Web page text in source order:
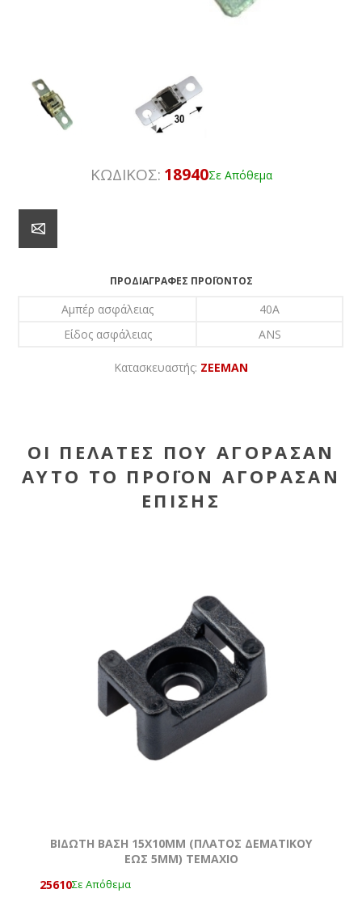
ΚΩΔΙΚΟΣ: 18940Σε Απόθεμα
ΠΡΟΔΙΑΓΡΑΦΈΣ ΠΡΟΪΌΝΤΟΣ
Αμπέρ ασφάλειας
40A
Είδος ασφάλειας
ANS
Κατασκευαστής: ZEEMAN
ΟΙ ΠΕΛΆΤΕΣ ΠΟΥ ΑΓΌΡΑΣΑΝ
ΑΥΤΌ ΤΟ ΠΡΟΪΌΝ ΑΓΌΡΑΣΑΝ
ΕΠΊΣΗΣ
ΒΙΔΩΤΗ ΒΑΣΗ 15Χ10MM (ΠΛΑΤΟΣ ΔΕΜΑΤΙΚΟΥ
ΕΩΣ 5MM) ΤΕΜΆΧΙΟ
25610Σε Απόθεμα